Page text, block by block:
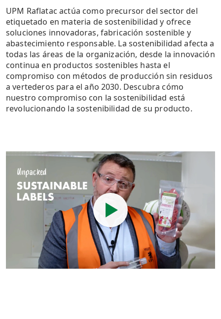
UPM Raflatac actúa como precursor del sector del
etiquetado en materia de sostenibilidad y ofrece
soluciones innovadoras, fabricación sostenible y
abastecimiento responsable. La sostenibilidad afecta a
todas las áreas de la organización, desde la innovación
continua en productos sostenibles hasta el
compromiso con métodos de producción sin residuos
a vertederos para el año 2030. Descubra cómo
nuestro compromiso con la sostenibilidad está
revolucionando la sostenibilidad de su producto.